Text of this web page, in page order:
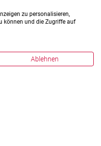
zu personalisieren,
können und die Zugriffe auf
Ablehnen